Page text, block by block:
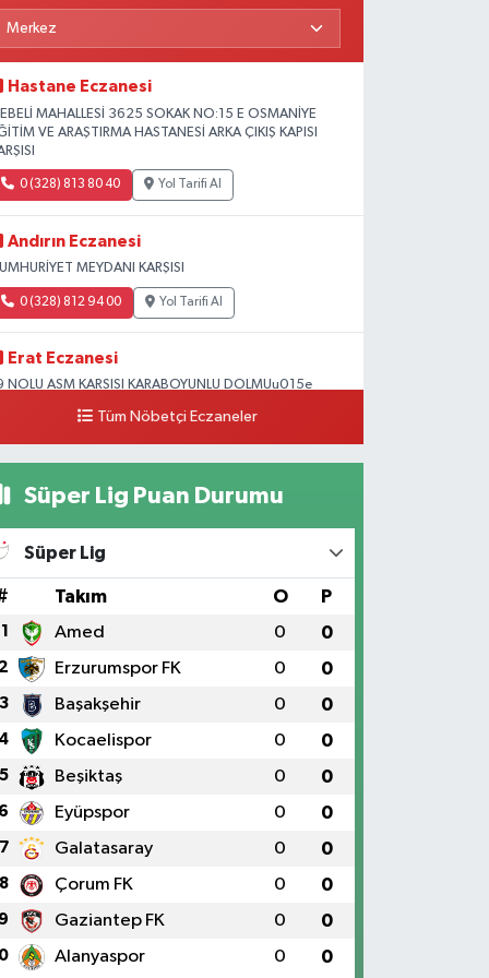
Hastane Eczanesi
MAHALLESİ 3625 SOKAK NO:15 E OSMANİYE
VE ARAŞTIRMA HASTANESİ ARKA ÇIKIŞ KAPISI
0 (328) 813 80 40 Yol Tarifi Al
Andırın Eczanesi
MEYDANI KARŞISI
0 (328) 812 94 00 Yol Tarifi Al
Erat Eczanesi
NOLU ASM KARSISI KARABOYUNLU DOLMUu015e
Tüm Nöbetçi Eczaneler
Süper Lig Puan Durumu
Süper Lig
Takım O P
1 Amed 0 0
2 Erzurumspor FK 0 0
3 Başakşehir 0 0
4 Kocaelispor 0 0
5 Beşiktaş 0 0
6 Eyüpspor 0 0
7 Galatasaray 0 0
8 Çorum FK 0 0
9 Gaziantep FK 0 0
Alanyaspor 0 0